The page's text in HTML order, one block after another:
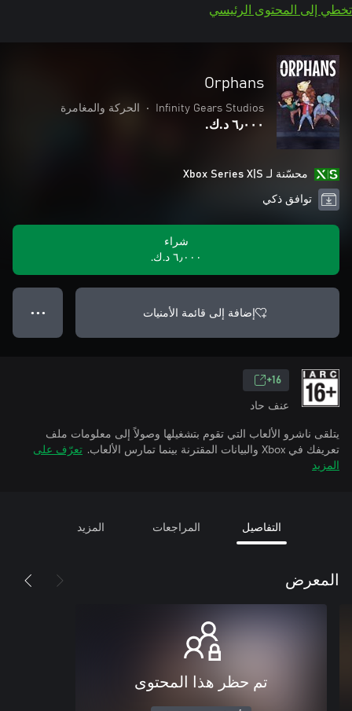
تخطي إلى المحتوى الرئيسي
Orphans
Infinity Gears Studios
• الحركة والمغامرة
٦٫٠٠٠ د.ك.‏
محسّنة لـ Xbox Series X|S
توافق ذكي
شراء
٦٫٠٠٠ د.ك.‏
إضافة إلى قائمة الأمنيات ● ● ●
16+
عنف حاد
يتلقى ناشرو الألعاب التي تقوم بتشغيلها وصولاً إلى معلومات ملف
تعريفك في Xbox والبيانات المقترنة بينما تمارس الألعاب.
تعرّف على
المزيد
التفاصيل المراجعات المزيد
المعرض
تم حظر هذا المحتوى